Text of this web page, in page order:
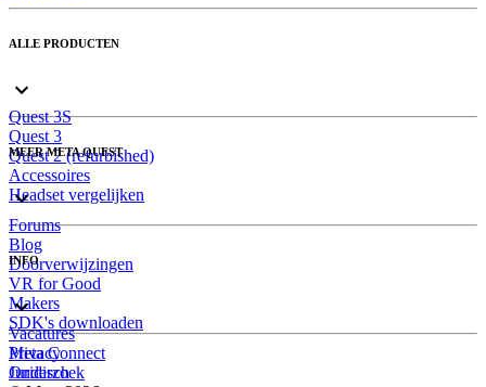
ALLE PRODUCTEN
Quest 3S
Quest 3
Quest 2 (refurbished)
Accessoires
Headset vergelijken
MEER META QUEST
Forums
Blog
Doorverwijzingen
VR for Good
Makers
SDK's downloaden
INFO
Vacatures
Meta Connect
Onderzoek
Privacy
Juridisch